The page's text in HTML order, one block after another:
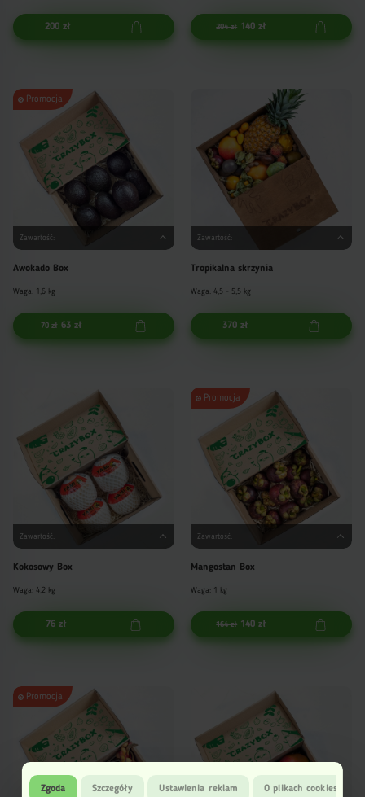
Zgoda Szczegóły Ustawienia reklam O plikach cookies
200 zł 204 zł 140 zł
Promocja
Zawartość:
Awokado Box
Waga: 1,6 kg
70 zł 63 zł
Zawartość:
Tropikalna skrzynia
Waga: 4,5 - 5,5 kg
370 zł
Zawartość:
Kokosowy Box
Waga: 4,2 kg
76 zł
Promocja
Zawartość:
Mangostan Box
Waga: 1 kg
164 zł 140 zł
Promocja